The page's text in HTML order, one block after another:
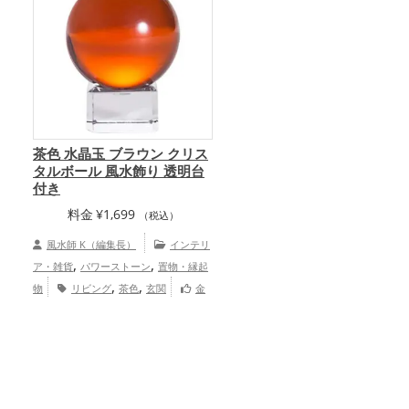
茶色 水晶玉 ブラウン クリス
タルボール 風水飾り 透明台
付き
料金 ¥1,699 （税込）
風水師 K（編集長）
インテリ
ア・雑貨, パワーストーン, 置物・縁起
物
リビング, 茶色, 玄関
金